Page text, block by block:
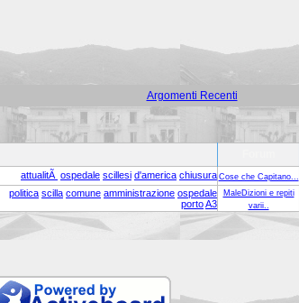
Argomenti Recenti
attualitÃ ospedale scillesi d'america chiusura Cose che Capitano...
politica scilla comune amministrazione ospedale
portoA3
MaleDizioni e repiti
varii..